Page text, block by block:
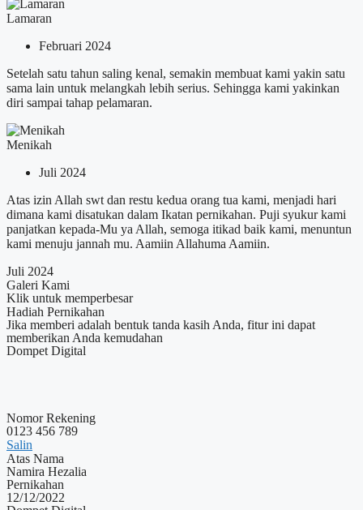
Lamaran
Februari 2024
Setelah satu tahun saling kenal, semakin membuat kami yakin satu
sama lain untuk melangkah lebih serius. Sehingga kami yakinkan
diri sampai tahap pelamaran.
Menikah
Juli 2024
Atas izin Allah swt dan restu kedua orang tua kami, menjadi hari
dimana kami disatukan dalam Ikatan pernikahan. Puji syukur kami
panjatkan kepada-Mu ya Allah, semoga itikad baik kami, menuntun
kami menuju jannah mu. Aamiin Allahuma Aamiin.
Juli 2024
Galeri Kami
Klik untuk memperbesar
Hadiah Pernikahan
Jika memberi adalah bentuk tanda kasih Anda, fitur ini dapat
memberikan Anda kemudahan
Dompet Digital
Nomor Rekening
0123 456 789
Salin
Atas Nama
Namira Hezalia
Pernikahan
12/12/2022